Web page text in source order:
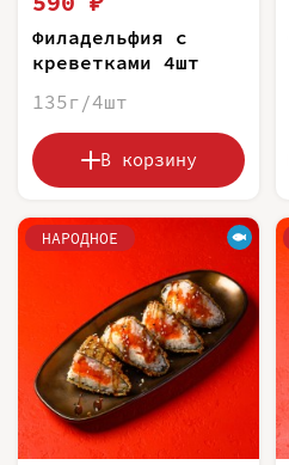
Филадельфия с
креветками 4шт
135г/4шт
В корзину
НАРОДНОЕ